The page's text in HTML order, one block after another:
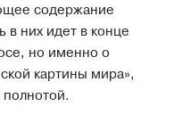
содержание
них идет в конце
но именно о
картины мира»,